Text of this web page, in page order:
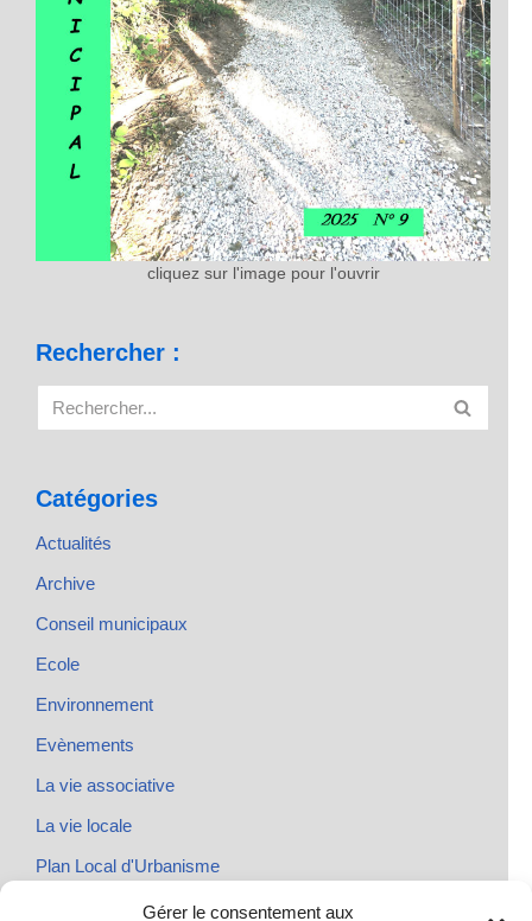
Gérer le consentement aux
cliquez sur l'image pour l'ouvrir
Rechercher :
Catégories
Actualités
Archive
Conseil municipaux
Ecole
Environnement
Evènements
La vie associative
La vie locale
Plan Local d'Urbanisme